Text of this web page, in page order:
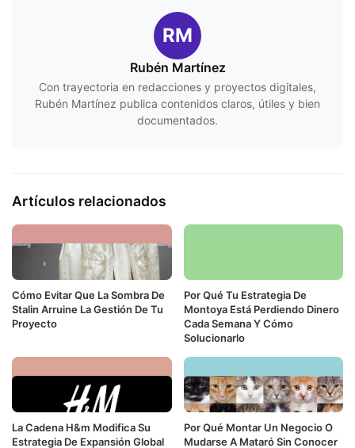
RM
Rubén Martínez
Con trayectoria en redacciones y proyectos digitales,
Rubén Martínez publica contenidos claros, útiles y bien
documentados.
Artículos relacionados
Cómo Evitar Que La Sombra De
Stalin Arruine La Gestión De Tu
Proyecto
Por Qué Tu Estrategia De
Montoya Está Perdiendo Dinero
Cada Semana Y Cómo
Solucionarlo
La Cadena H&m Modifica Su
Estrategia De Expansión Global
Por Qué Montar Un Negocio O
Mudarse A Mataró Sin Conocer